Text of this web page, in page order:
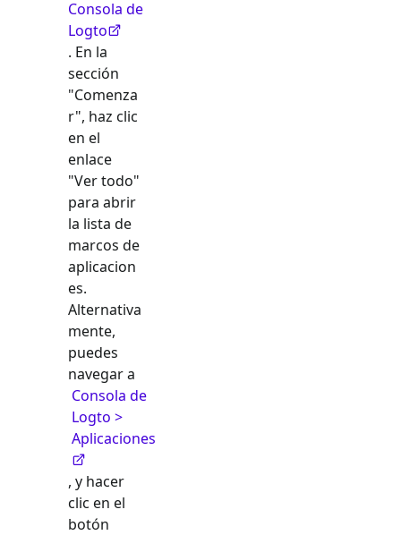
Consola de
Logto
. En la
sección
"Comenza
r", haz clic
en el
enlace
"Ver todo"
para abrir
la lista de
marcos de
aplicacion
es.
Alternativa
mente,
puedes
navegar a
Consola de
Logto >
Aplicaciones
, y hacer
clic en el
botón